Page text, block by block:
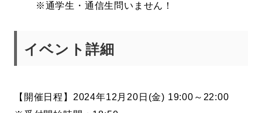
※通学生・通信生問いません！
イベント詳細
【開催日程】2024年12月20日(金) 19:00～22:00